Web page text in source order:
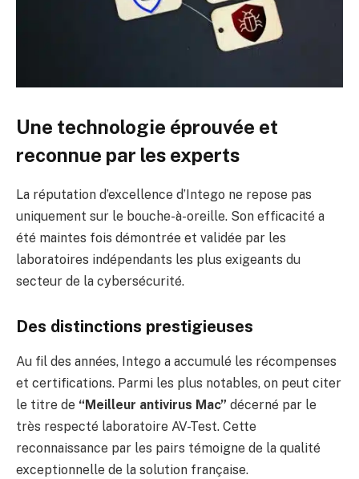
Une technologie éprouvée et
reconnue par les experts
La réputation d’excellence d’Intego ne repose pas
uniquement sur le bouche-à-oreille. Son efficacité a
été maintes fois démontrée et validée par les
laboratoires indépendants les plus exigeants du
secteur de la cybersécurité.
Des distinctions prestigieuses
Au fil des années, Intego a accumulé les récompenses
et certifications. Parmi les plus notables, on peut citer
le titre de “Meilleur antivirus Mac” décerné par le
très respecté laboratoire AV-Test. Cette
reconnaissance par les pairs témoigne de la qualité
exceptionnelle de la solution française.